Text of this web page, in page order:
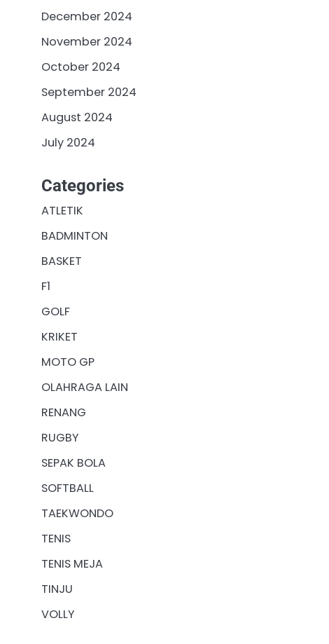
December 2024
November 2024
October 2024
September 2024
August 2024
July 2024
Categories
ATLETIK
BADMINTON
BASKET
F1
GOLF
KRIKET
MOTO GP
OLAHRAGA LAIN
RENANG
RUGBY
SEPAK BOLA
SOFTBALL
TAEKWONDO
TENIS
TENIS MEJA
TINJU
VOLLY